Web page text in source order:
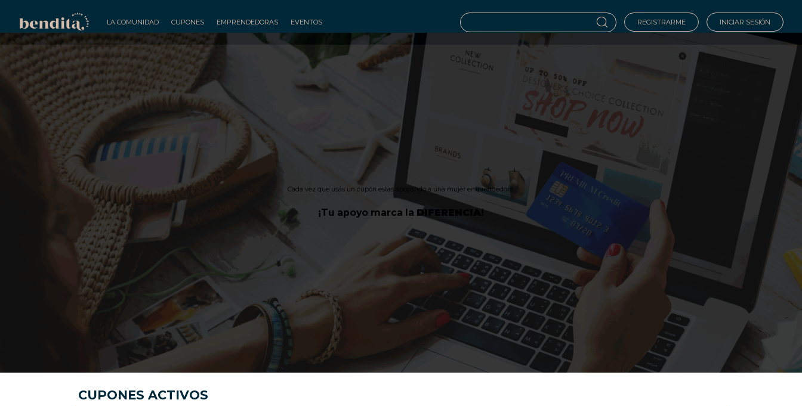
LA COMUNIDAD CUPONES EMPRENDEDORAS EVENTOS REGISTRARME INICIAR SESIÓN
Cada vez que usás un cupón estas apoyando a una mujer emprendedora.
¡Tu apoyo marca la DIFERENCIA!
CUPONES ACTIVOS